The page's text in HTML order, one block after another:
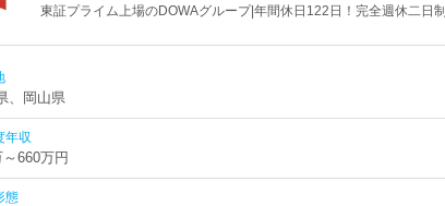
東証プライム上場のDOWAグループ|年間休日122日！完全週休二日制
、岡山県
年収
660万円
態